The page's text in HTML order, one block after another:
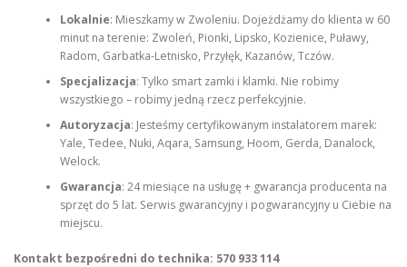
Lokalnie: Mieszkamy w Zwoleniu. Dojeżdżamy do klienta w 60
minut na terenie: Zwoleń, Pionki, Lipsko, Kozienice, Puławy,
Radom, Garbatka-Letnisko, Przyłęk, Kazanów, Tczów.
Specjalizacja: Tylko smart zamki i klamki. Nie robimy
wszystkiego – robimy jedną rzecz perfekcyjnie.
Autoryzacja: Jesteśmy certyfikowanym instalatorem marek:
Yale, Tedee, Nuki, Aqara, Samsung, Hoom, Gerda, Danalock,
Welock.
Gwarancja: 24 miesiące na usługę + gwarancja producenta na
sprzęt do 5 lat. Serwis gwarancyjny i pogwarancyjny u Ciebie na
miejscu.
Kontakt bezpośredni do technika: 570 933 114